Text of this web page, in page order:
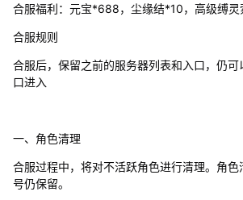
合服福利：元宝*688，尘缘结*10，高级缚灵
合服规则
合服后，保留之前的服务器列表和入口，仍可
口进入
一、角色清理
合服过程中，将对不活跃角色进行清理。角
号仍保留。